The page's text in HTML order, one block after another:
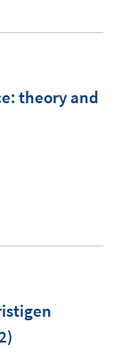
: theory and